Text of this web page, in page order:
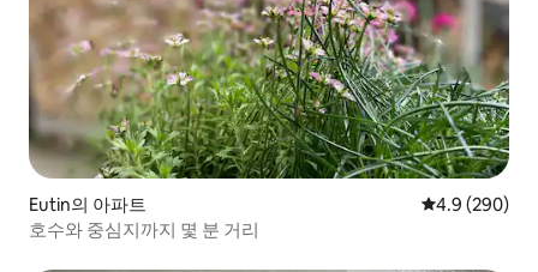
Eutin의 아파트 평점 4.9점(5
4.9 (290)
호수와 중심지까지 몇 분 거리